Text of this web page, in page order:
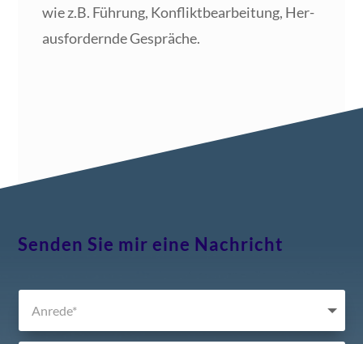
wie z.B. Füh­rung, Kon­flikt­be­ar­bei­tung, Her­
aus­for­dern­de Gespräche.
Senden Sie mir eine Nachricht